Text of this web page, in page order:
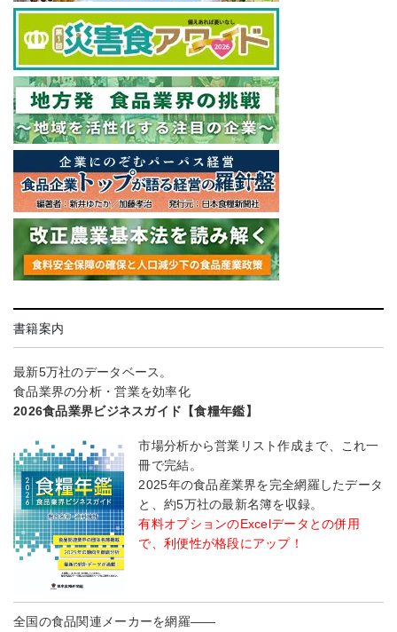
書籍案内
最新5万社のデータベース。
食品業界の分析・営業を効率化
2026食品業界ビジネスガイド【食糧年鑑】
市場分析から営業リスト作成まで、これ一
冊で完結。
2025年の食品産業界を完全網羅したデータ
と、約5万社の最新名簿を収録。
有料オプションのExcelデータとの併用
で、利便性が格段にアップ！
全国の食品関連メーカーを網羅――